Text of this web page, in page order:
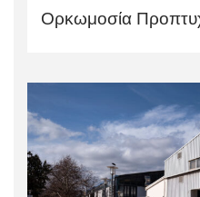
Ορκωμοσία